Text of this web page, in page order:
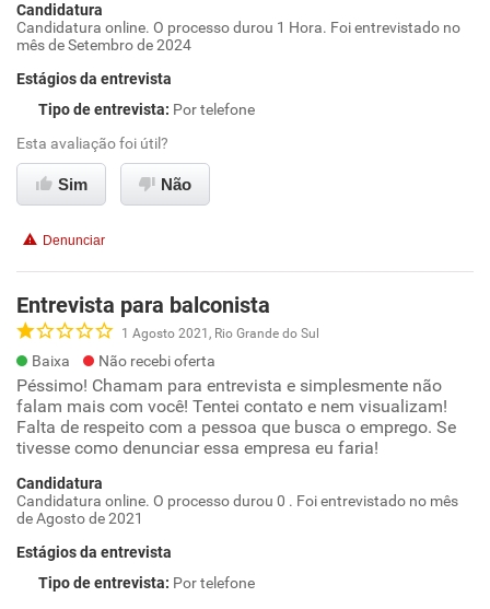
Candidatura
Candidatura online. O processo durou 1 Hora. Foi entrevistado no
mês de Setembro de 2024
Estágios da entrevista
Tipo de entrevista: Por telefone
Esta avaliação foi útil?
Sim Não
Denunciar
Entrevista para balconista
1 Agosto 2021, Rio Grande do Sul
Baixa Não recebi oferta
Péssimo! Chamam para entrevista e simplesmente não
falam mais com você! Tentei contato e nem visualizam!
Falta de respeito com a pessoa que busca o emprego. Se
tivesse como denunciar essa empresa eu faria!
Candidatura
Candidatura online. O processo durou 0 . Foi entrevistado no mês
de Agosto de 2021
Estágios da entrevista
Tipo de entrevista: Por telefone